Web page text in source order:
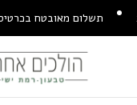
תשלום מאובטח